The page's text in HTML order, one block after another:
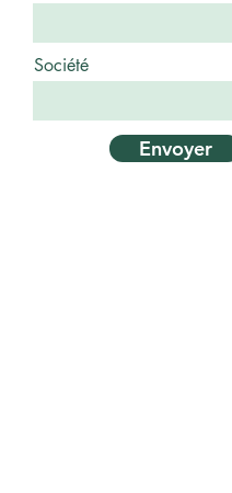
Société
Envoyer